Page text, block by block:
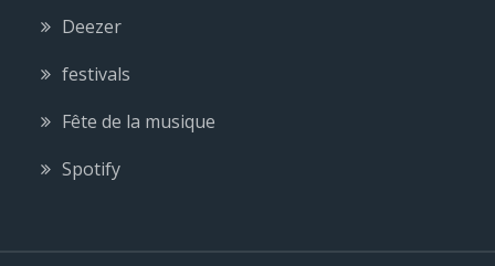
Deezer
festivals
Fête de la musique
Spotify